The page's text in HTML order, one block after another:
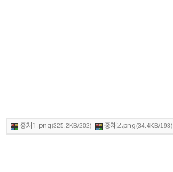
홍채1.png(325.2KB/202) 홍채2.png(34.4KB/193)